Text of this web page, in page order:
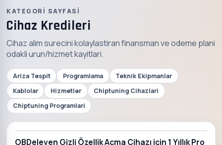
KATEGORI SAYFASI
Cihaz Kredileri
Cihaz alim surecini kolaylastiran finansman ve odeme plani
odakli urun/hizmet kayitlari.
Ariza Tespit Programlama
Teknik Ekipmanlar
Kablolar
Hizmetler
Chiptuning Cihazlari
Chiptuning Programlari
OBDeleven Gizli Özellik Açma Cihazı için 1 Yıllık Pro